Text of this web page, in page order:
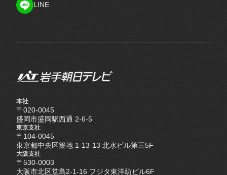
LINE
本社
〒020-0045
盛岡市盛岡駅西通 2-6-5
東京支社
〒104-0045
東京都中央区築地 1-13-13 北水ビル第三5F
大阪支社
〒530-0003
大阪市北区堂島2-1-16 フジタ東洋紡ビル6F